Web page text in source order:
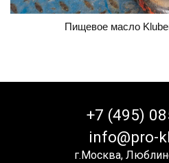
Пищевое масло
+7 (495)
info@pro-
г.Москва,